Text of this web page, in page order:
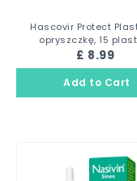
Hascovir Protect
opryszczkę, 15
£ 8.99